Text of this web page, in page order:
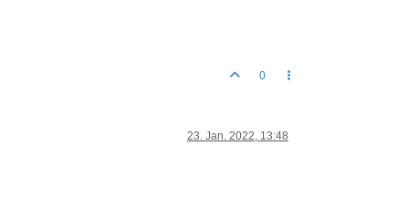
0
23. Jan. 2022, 13:48